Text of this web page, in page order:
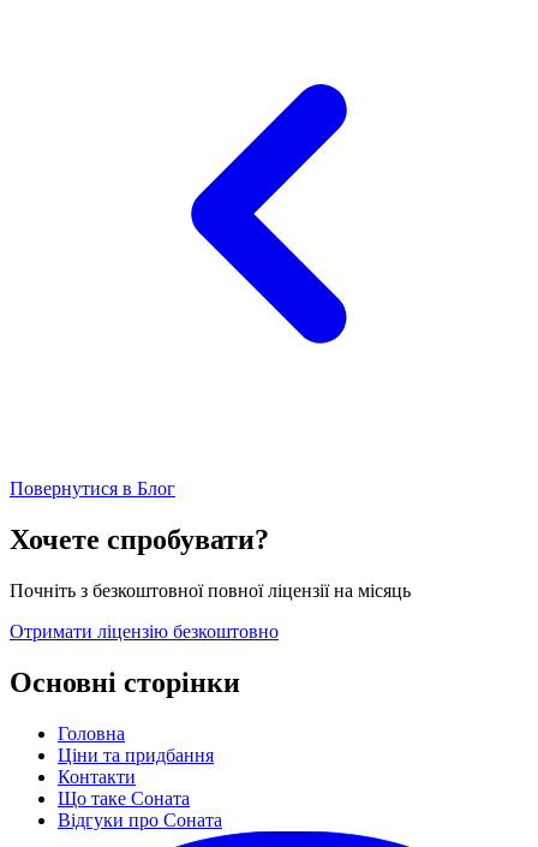
Повернутися в Блог
Хочете спробувати?
Почніть з безкоштовної повної ліцензії на місяць
Отримати ліцензію безкоштовно
Основні сторінки
Головна
Ціни та придбання
Контакти
Що таке Соната
Відгуки про Соната